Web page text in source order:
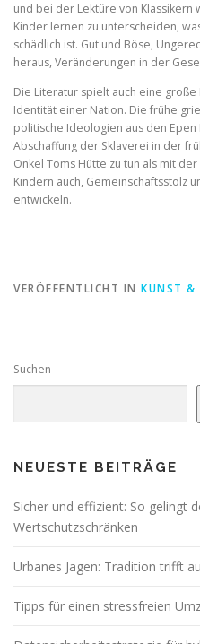
und bei der Lektüre von
Kinder lernen zu unterscheiden,
schädlich ist. Gut und Böse,
heraus, Veränderungen in der
Die Literatur spielt auch eine
Identität einer Nation. Die frühe
politische Ideologien aus den
Abschaffung der Sklaverei in der
Onkel Toms Hütte zu tun als mit
Kindern auch, Gemeinschaftsstolz
entwickeln.
VERÖFFENTLICHT IN KUNST &
Suchen
NEUESTE BEITRÄGE
Sicher und effizient: So gelingt
Wertschutzschränken
Urbanes Jagen: Tradition trifft
Tipps für einen stressfreien